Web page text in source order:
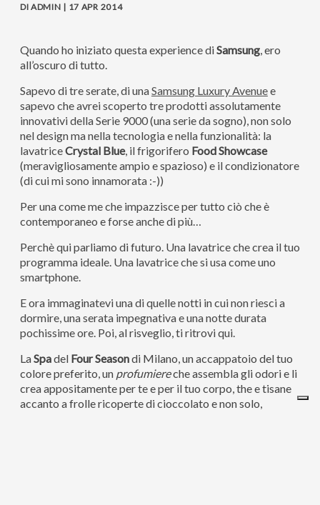
DI ADMIN | 17 APR 2014
Quando ho iniziato questa experience diSamsung, ero
all’oscuro di tutto.
Sapevo di tre serate, di unaSamsung Luxury Avenuee
sapevo che avrei scoperto tre prodotti assolutamente
innovativi della Serie 9000 (una serie da sogno), non solo
nel design ma nella tecnologia e nella funzionalità: la
lavatriceCrystal Blue, il frigorifero Food Showcase
(meravigliosamente ampio e spazioso) e il condizionatore
(di cui mi sono innamorata :-))
Per una come me che impazzisce per tutto ciò che è
contemporaneo e forse anche di più…
Perchè qui parliamo di futuro. Una lavatrice che crea il tuo
programma ideale. Una lavatrice che si usa come uno
smartphone.
E ora immaginatevi una di quelle notti in cui non riesci a
dormire, una serata impegnativa e una notte durata
pochissime ore. Poi, al risveglio, ti ritrovi qui.
LaSpadel Four Seasondi Milano, un accappatoio del tuo
colore preferito, un profumiereche assembla gli odori e li
crea appositamente per te e per il tuo corpo, the e tisane
accanto a frolle ricoperte di cioccolato e non solo,